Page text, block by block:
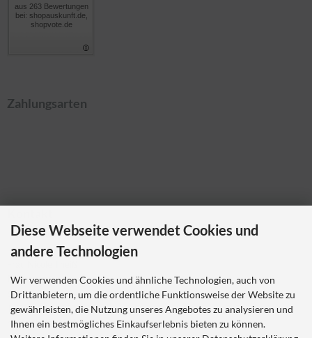
aus 263 Bewertungen
bei: shopauskunft.de,
shopvote.de
Zahlungsarten
Ladybikewear.de
Pellerweg 1
63486 Bruchköbel
Telefon 06181 7023214
nicole.theiss@ladybikewear.de
Diese Webseite verwendet Cookies und
andere Technologien
Wir verwenden Cookies und ähnliche Technologien, auch von
Drittanbietern, um die ordentliche Funktionsweise der Website zu
gewährleisten, die Nutzung unseres Angebotes zu analysieren und
Ihnen ein bestmögliches Einkaufserlebnis bieten zu können.